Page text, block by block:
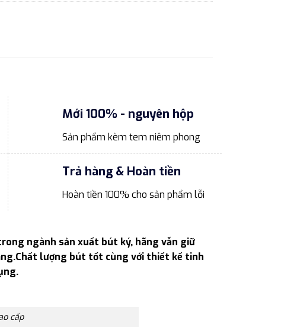
Mới 100% - nguyên hộp
Sản phẩm kèm tem niêm phong
Trả hàng & Hoàn tiền
Hoàn tiền 100% cho sản phẩm lỗi
ngành sản xuất bút ký, hãng vẫn giữ
lượng bút tốt cùng với thiết kế tinh
cấp